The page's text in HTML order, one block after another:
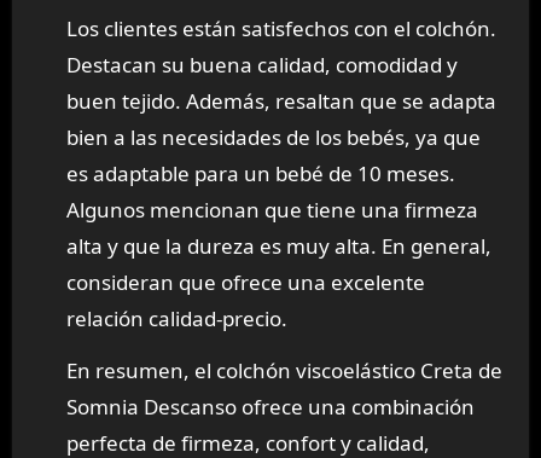
Los clientes están satisfechos con el colchón.
Destacan su buena calidad, comodidad y
buen tejido. Además, resaltan que se adapta
bien a las necesidades de los bebés, ya que
es adaptable para un bebé de 10 meses.
Algunos mencionan que tiene una firmeza
alta y que la dureza es muy alta. En general,
consideran que ofrece una excelente
relación calidad-precio.
En resumen, el colchón viscoelástico Creta de
Somnia Descanso ofrece una combinación
perfecta de firmeza, confort y calidad,